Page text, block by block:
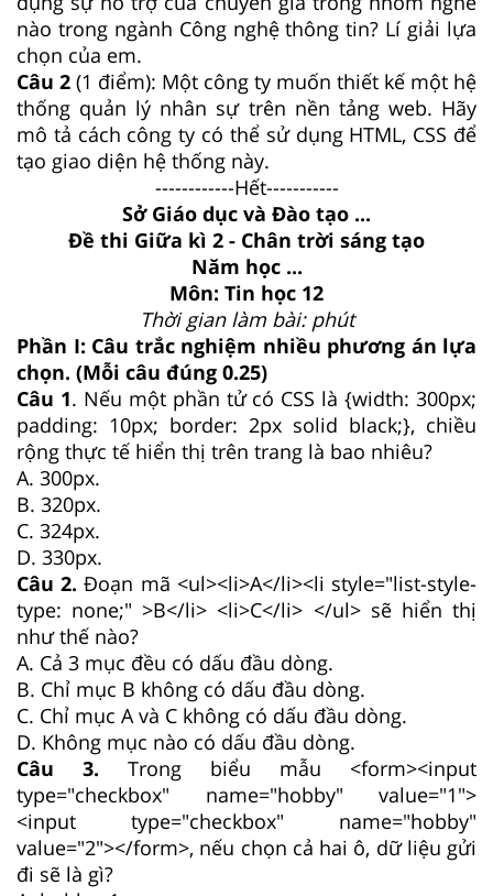
nào trong ngành Công nghệ thông tin? Lí giải lựa
chọn của em.
Câu 2 (1 điểm): Một công ty muốn thiết kế một hệ
thống quản lý nhân sự trên nền tảng web. Hãy
mô tả cách công ty có thể sử dụng HTML, CSS để
tạo giao diện hệ thống này.
------------Hết-----------
Sở Giáo dục và Đào tạo ...
Đề thi Giữa kì 2 - Chân trời sáng tạo
Năm học ...
Môn: Tin học 12
Thời gian làm bài: phút
Phần I: Câu trắc nghiệm nhiều phương án lựa
chọn. (Mỗi câu đúng 0.25)
Câu 1. Nếu một phần tử có CSS là {width: 300px;
padding: 10px; border: 2px solid black;}, chiều
rộng thực tế hiển thị trên trang là bao nhiêu?
A. 300px.
B. 320px.
C. 324px.
D. 330px.
Câu 2. Đoạn mã <ul><li>A</li><li style="list-style-
type: none;" >B</li> <li>C</li> </ul> sẽ hiển thị
như thế nào?
A. Cả 3 mục đều có dấu đầu dòng.
B. Chỉ mục B không có dấu đầu dòng.
C. Chỉ mục A và C không có dấu đầu dòng.
D. Không mục nào có dấu đầu dòng.
Câu 3. Trong biểu mẫu <form><input
type="checkbox" name="hobby" value="1">
<input type="checkbox" name="hobby"
value="2"></form>, nếu chọn cả hai ô, dữ liệu gửi
đi sẽ là gì?